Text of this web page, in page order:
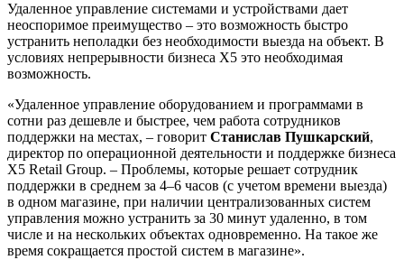
Удаленное управление системами и устройствами дает
неоспоримое преимущество – это возможность быстро
устранить неполадки без необходимости выезда на объект. В
условиях непрерывности бизнеса X5 это необходимая
возможность.
«Удаленное управление оборудованием и программами в
сотни раз дешевле и быстрее, чем работа сотрудников
поддержки на местах, – говорит Станислав Пушкарский,
директор по операционной деятельности и поддержке бизнеса
X5 Retail Group. – Проблемы, которые решает сотрудник
поддержки в среднем за 4–6 часов (с учетом времени выезда)
в одном магазине, при наличии централизованных систем
управления можно устранить за 30 минут удаленно, в том
числе и на нескольких объектах одновременно. На такое же
время сокращается простой систем в магазине».